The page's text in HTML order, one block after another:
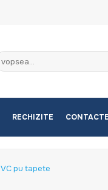
RECHIZITE CONTACTE
pu tapete